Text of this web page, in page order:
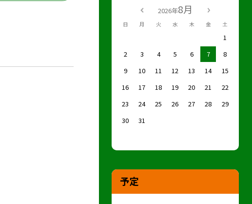
2026年8月
日 月 火 水 木 金 土
1
2
3 4 5 6 7
8
9
10 11 12 13 14
15
16
17 18 19 20 21
22
23
24 25 26 27 28
29
30
31
予定